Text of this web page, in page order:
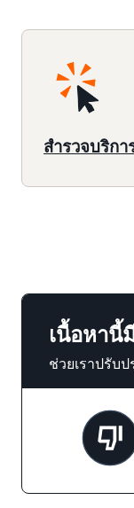
สำรวจบริก
เนื้อหานี้
ช่วยเราปรับ